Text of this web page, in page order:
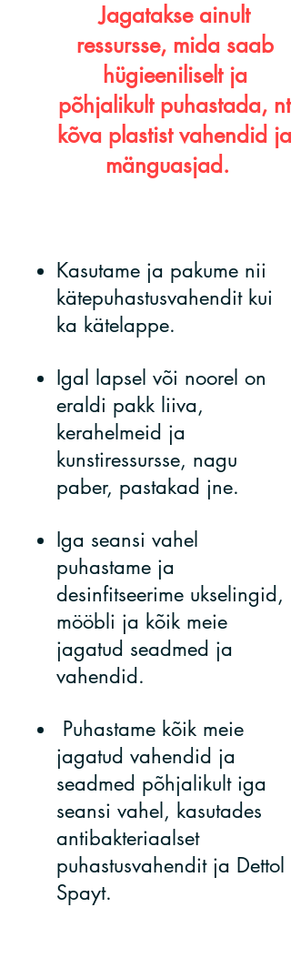
Jagatakse ainult
ressursse, mida saab
hügieeniliselt ja
põhjalikult puhastada, nt
kõva plastist vahendid ja
mänguasjad.
Kasutame ja pakume nii
kätepuhastusvahendit kui
ka kätelappe.
Igal lapsel või noorel on
eraldi pakk liiva,
kerahelmeid ja
kunstiressursse, nagu
paber, pastakad jne.
Iga seansi vahel
puhastame ja
desinfitseerime ukselingid,
mööbli ja kõik meie
jagatud seadmed ja
vahendid.
Puhastame kõik meie
jagatud vahendid ja
seadmed põhjalikult iga
seansi vahel, kasutades
antibakteriaalset
puhastusvahendit ja Dettol
Spayt.